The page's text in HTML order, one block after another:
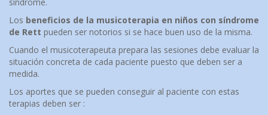
Los beneficios de la musicoterapia en niños con síndrome
de Rett pueden ser notorios si se hace buen uso de la misma.
Cuando el musicoterapeuta prepara las sesiones debe evaluar la
situación concreta de cada paciente puesto que deben ser a
medida.
Los aportes que se pueden conseguir al paciente con estas
terapias deben ser :